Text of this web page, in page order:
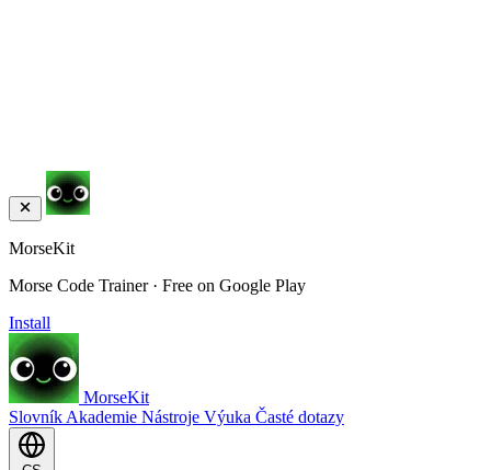
MorseKit
Morse Code Trainer · Free on Google Play
Install
MorseKit
Slovník Akademie Nástroje Výuka Časté dotazy